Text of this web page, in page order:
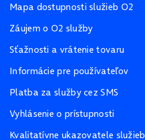
Mapa dostupnosti služieb O2
Záujem o O2 služby
Sťažnosti a vrátenie tovaru
Informácie pre používateľov
Platba za služby cez SMS
Vyhlásenie o prístupnosti
Kvalitatívne ukazovatele služieb